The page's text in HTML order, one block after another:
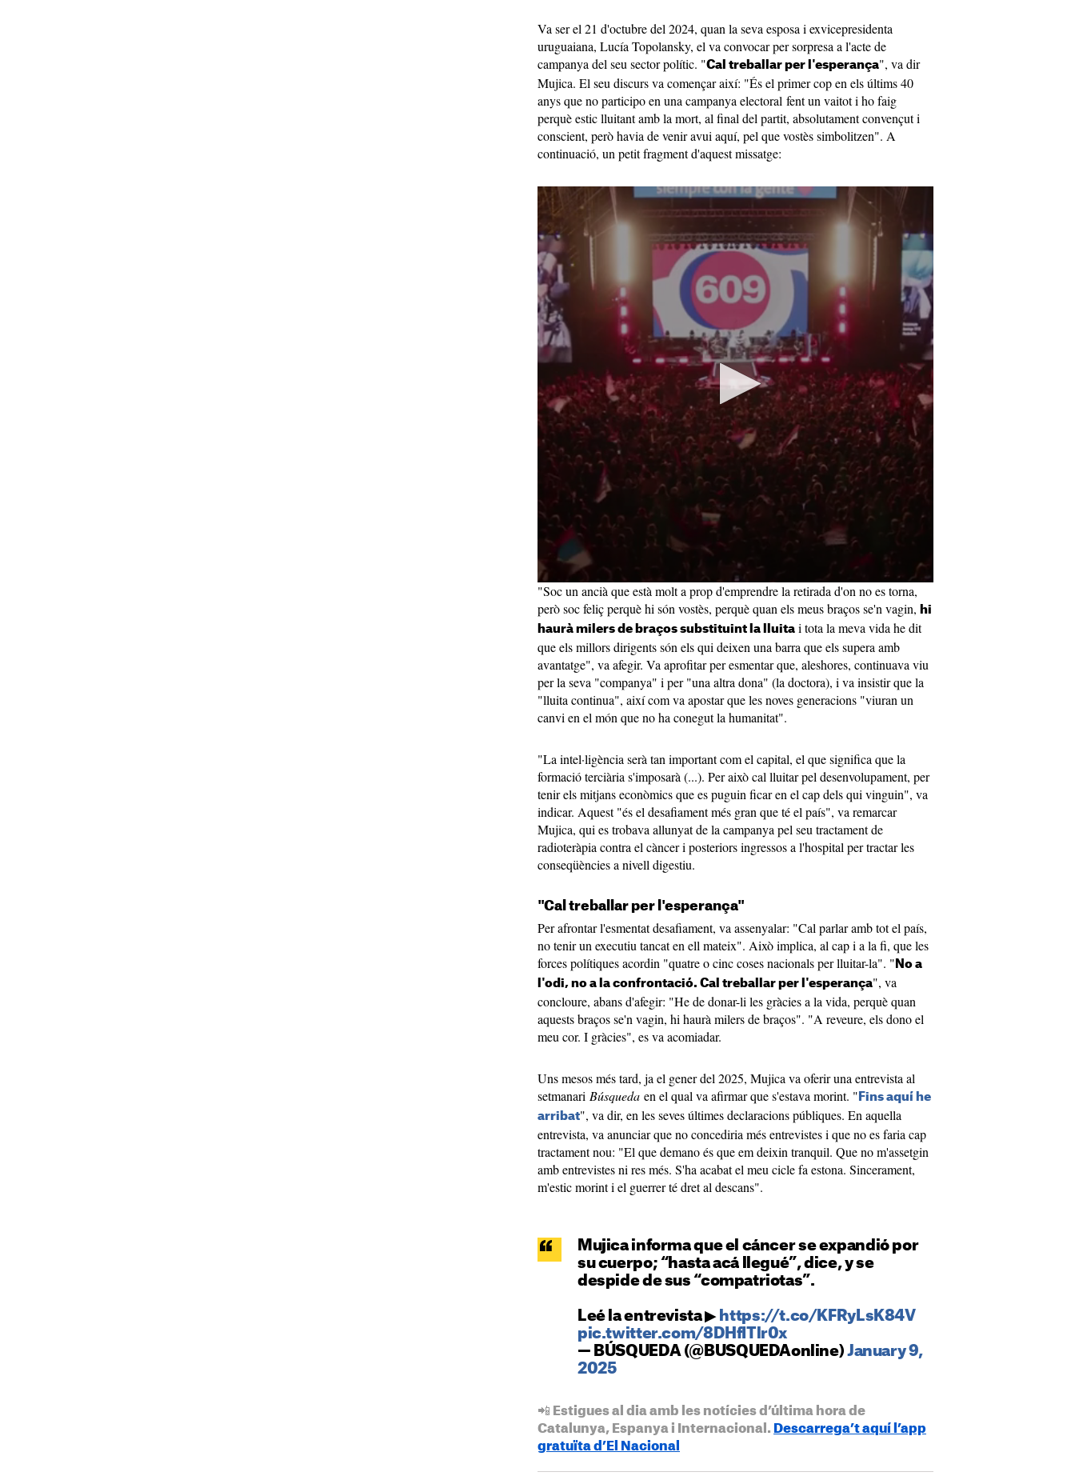
Va ser el 21 d'octubre del 2024, quan la seva esposa i exvicepresidenta
uruguaiana, Lucía Topolansky, el va convocar per sorpresa a l'acte de
campanya del seu sector polític. "Cal treballar per l'esperança", va dir
Mujica. El seu discurs va començar així: "És el primer cop en els últims 40
anys que no participo en una campanya electoral fent un vaitot i ho faig
perquè estic lluitant amb la mort, al final del partit, absolutament convençut i
conscient, però havia de venir avui aquí, pel que vostès simbolitzen". A
continuació, un petit fragment d'aquest missatge:
"Soc un ancià que està molt a prop d'emprendre la retirada d'on no es torna,
però soc feliç perquè hi són vostès, perquè quan els meus braços se'n vagin, hi
haurà milers de braços substituint la lluita i tota la meva vida he dit
que els millors dirigents són els qui deixen una barra que els supera amb
avantatge", va afegir. Va aprofitar per esmentar que, aleshores, continuava viu
per la seva "companya" i per "una altra dona" (la doctora), i va insistir que la
"lluita continua", així com va apostar que les noves generacions "viuran un
canvi en el món que no ha conegut la humanitat".
"La intel·ligència serà tan important com el capital, el que significa que la
formació terciària s'imposarà (...). Per això cal lluitar pel desenvolupament, per
tenir els mitjans econòmics que es puguin ficar en el cap dels qui vinguin", va
indicar. Aquest "és el desafiament més gran que té el país", va remarcar
Mujica, qui es trobava allunyat de la campanya pel seu tractament de
radioteràpia contra el càncer i posteriors ingressos a l'hospital per tractar les
conseqüències a nivell digestiu.
"Cal treballar per l'esperança"
Per afrontar l'esmentat desafiament, va assenyalar: "Cal parlar amb tot el país,
no tenir un executiu tancat en ell mateix". Això implica, al cap i a la fi, que les
forces polítiques acordin "quatre o cinc coses nacionals per lluitar-la". " No a
l'odi, no a la confrontació. Cal treballar per l'esperança", va
concloure, abans d'afegir: "He de donar-li les gràcies a la vida, perquè quan
aquests braços se'n vagin, hi haurà milers de braços". "A reveure, els dono el
meu cor. I gràcies", es va acomiadar.
Uns mesos més tard, ja el gener del 2025, Mujica va oferir una entrevista al
setmanari Búsqueda en el qual va afirmar que s'estava morint. " Fins aquí he
arribat", va dir, en les seves últimes declaracions públiques. En aquella
entrevista, va anunciar que no concediria més entrevistes i que no es faria cap
tractament nou: "El que demano és que em deixin tranquil. Que no m'assetgin
amb entrevistes ni res més. S'ha acabat el meu cicle fa estona. Sincerament,
m'estic morint i el guerrer té dret al descans".
Mujica informa que el cáncer se expandió por
su cuerpo; “hasta acá llegué”, dice, y se
despide de sus “compatriotas”.
Leé la entrevista ▶ https://t.co/KFRyLsK84V
pic.twitter.com/8DHfITlr0x
— BÚSQUEDA (@BUSQUEDAonline) January 9,
2025
📲 Estigues al dia amb les notícies d’última hora de
Catalunya, Espanya i Internacional. Descarrega’t aquí l’app
gratuïta d’El Nacional